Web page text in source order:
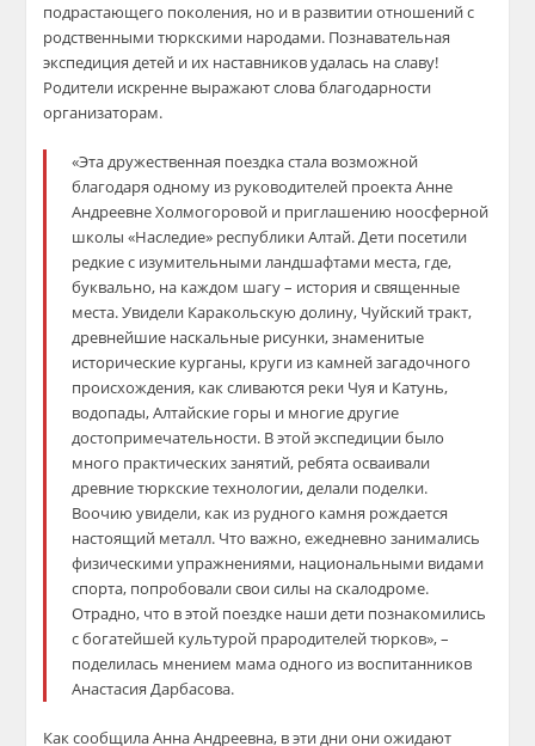
подрастающего поколения, но и в развитии отношений с
родственными тюркскими народами. Познавательная
экспедиция детей и их наставников удалась на славу!
Родители искренне выражают слова благодарности
организаторам.
«Эта дружественная поездка стала возможной
благодаря одному из руководителей проекта Анне
Андреевне Холмогоровой и приглашению ноосферной
школы «Наследие» республики Алтай. Дети посетили
редкие с изумительными ландшафтами места, где,
буквально, на каждом шагу – история и священные
места. Увидели Каракольскую долину, Чуйский тракт,
древнейшие наскальные рисунки, знаменитые
исторические курганы, круги из камней загадочного
происхождения, как сливаются реки Чуя и Катунь,
водопады, Алтайские горы и многие другие
достопримечательности. В этой экспедиции было
много практических занятий, ребята осваивали
древние тюркские технологии, делали поделки.
Воочию увидели, как из рудного камня рождается
настоящий металл. Что важно, ежедневно занимались
физическими упражнениями, национальными видами
спорта, попробовали свои силы на скалодроме.
Отрадно, что в этой поездке наши дети познакомились
с богатейшей культурой прародителей тюрков», –
поделилась мнением мама одного из воспитанников
Анастасия Дарбасова.
Как сообщила Анна Андреевна, в эти дни они ожидают